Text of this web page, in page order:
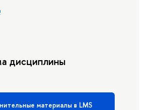
дисциплины
материалы в LMS